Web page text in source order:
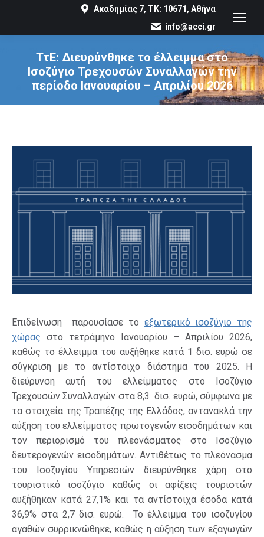
Ακαδημίας 7, ΤΚ: 10671, Αθήνα
info@acci.gr
ΤτΕ: Διευρύνθηκε το έλλειμμα στο
Ισοζύγιο Τρεχουσών Συναλλαγών την
περίοδο Ιανουαρίου – Απριλίου 2026
You are here:
Επιδείνωση παρουσίασε το εξωτερικό ισοζύγιο της
χώρας στο τετράμηνο Ιανουαρίου – Απριλίου 2026,
καθώς το έλλειμμα του αυξήθηκε κατά 1 δισ. ευρώ σε
σύγκριση με το αντίστοιχο διάστημα του 2025. Η
διεύρυνση αυτή του ελλείμματος στο Ισοζύγιο
Τρεχουσών Συναλλαγών στα 8,3 δισ. ευρώ, σύμφωνα με
τα στοιχεία της Τραπέζης της Ελλάδος, αντανακλά την
αύξηση του ελλείμματος πρωτογενών εισοδημάτων και
τον περιορισμό του πλεονάσματος στο Ισοζύγιο
δευτερογενών εισοδημάτων. Αντιθέτως το πλεόνασμα
του Ισοζυγίου Υπηρεσιών διευρύνθηκε χάρη στο
τουριστικό ισοζύγιο καθώς οι αφίξεις τουριστών
αυξήθηκαν κατά 27,1% και τα αντίστοιχα έσοδα κατά
36,9% στα 2,7 δισ. ευρώ. Το έλλειμμα του ισοζυγίου
αγαθών συρρικνώθηκε, καθώς η αύξηση των εξαγωγών